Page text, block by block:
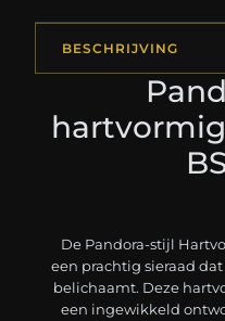
BESCHRIJVING
De Pandora-stijl
een prachtig sieraad
belichaamt. Deze
een ingewikkeld